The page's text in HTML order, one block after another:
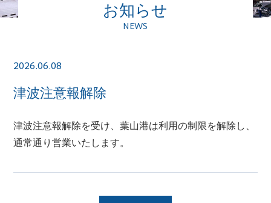
お知らせ
NEWS
2026.06.08
津波注意報解除
津波注意報解除を受け、葉山港は利用の制限を解除し、
通常通り営業いたします。